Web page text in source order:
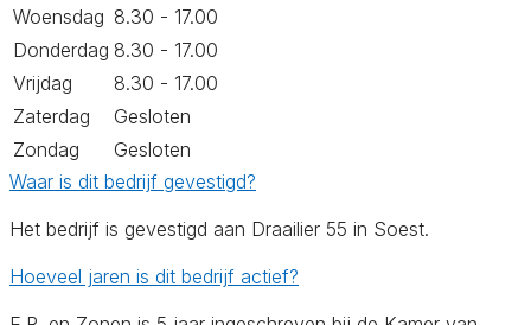
Woensdag 8.30 - 17.00
Donderdag 8.30 - 17.00
Vrijdag
8.30 - 17.00
Zaterdag
Gesloten
Zondag
Gesloten
Waar is dit bedrijf gevestigd?
Het bedrijf is gevestigd aan Draailier 55 in Soest.
Hoeveel jaren is dit bedrijf actief?